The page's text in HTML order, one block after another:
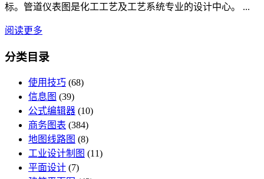
标。管道仪表图是化工工艺及工艺系统专业的设计中心。 ...
阅读更多
分类目录
使用技巧 (68)
信息图 (39)
公式编辑器 (10)
商务图表 (384)
地图线路图 (8)
工业设计制图 (11)
平面设计 (7)